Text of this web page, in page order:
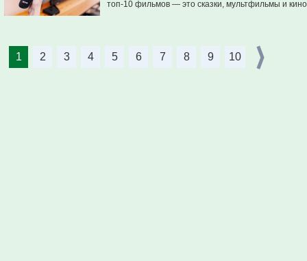
топ-10 фильмов — это сказки, мультфильмы и
1 2 3 4 5 6 7 8 9 10